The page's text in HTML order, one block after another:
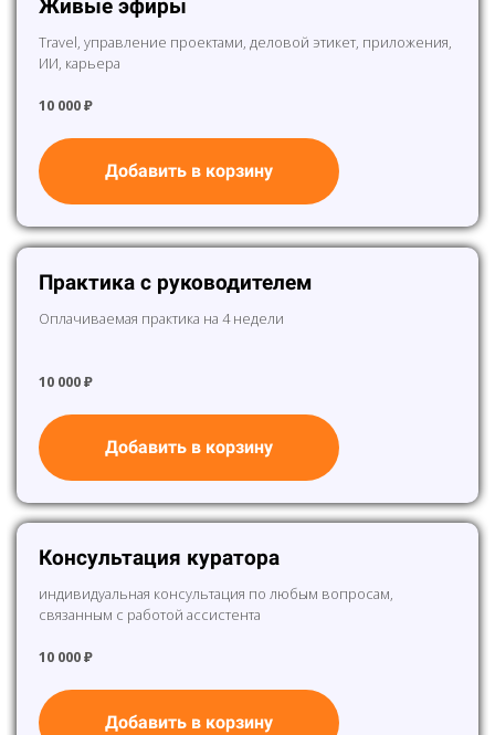
Живые эфиры
Travel, управление проектами, деловой этикет, приложения,
ИИ, карьера
10 000 ₽
Добавить в корзину
Практика с руководителем
Оплачиваемая практика на 4 недели
10 000 ₽
Добавить в корзину
Консультация куратора
индивидуальная консультация по любым вопросам,
связанным с работой ассистента
10 000 ₽
Добавить в корзину